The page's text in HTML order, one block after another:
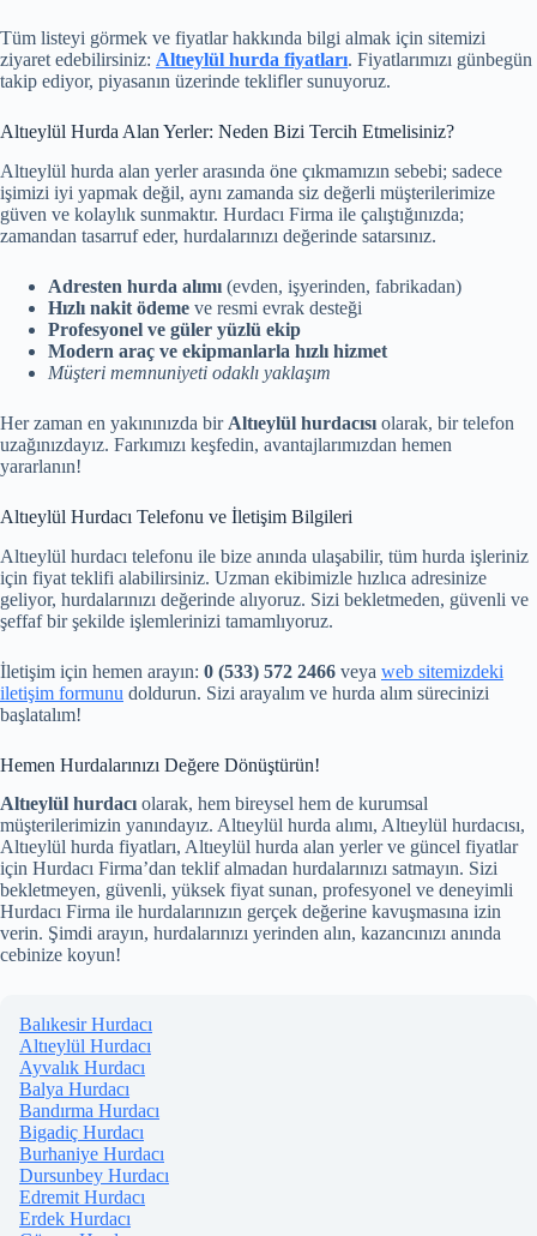
Tüm listeyi görmek ve fiyatlar hakkında bilgi almak için sitemizi
ziyaret edebilirsiniz: Altıeylül hurda fiyatları. Fiyatlarımızı günbegün
takip ediyor, piyasanın üzerinde teklifler sunuyoruz.
Altıeylül Hurda Alan Yerler: Neden Bizi Tercih Etmelisiniz?
Altıeylül hurda alan yerler arasında öne çıkmamızın sebebi; sadece
işimizi iyi yapmak değil, aynı zamanda siz değerli müşterilerimize
güven ve kolaylık sunmaktır. Hurdacı Firma ile çalıştığınızda;
zamandan tasarruf eder, hurdalarınızı değerinde satarsınız.
Adresten hurda alımı (evden, işyerinden, fabrikadan)
Hızlı nakit ödeme ve resmi evrak desteği
Profesyonel ve güler yüzlü ekip
Modern araç ve ekipmanlarla hızlı hizmet
Müşteri memnuniyeti odaklı yaklaşım
Her zaman en yakınınızda bir Altıeylül hurdacısı olarak, bir telefon
uzağınızdayız. Farkımızı keşfedin, avantajlarımızdan hemen
yararlanın!
Altıeylül Hurdacı Telefonu ve İletişim Bilgileri
Altıeylül hurdacı telefonu ile bize anında ulaşabilir, tüm hurda işleriniz
için fiyat teklifi alabilirsiniz. Uzman ekibimizle hızlıca adresinize
geliyor, hurdalarınızı değerinde alıyoruz. Sizi bekletmeden, güvenli ve
şeffaf bir şekilde işlemlerinizi tamamlıyoruz.
İletişim için hemen arayın: 0 (533) 572 2466 veya web sitemizdeki
iletişim formunu doldurun. Sizi arayalım ve hurda alım sürecinizi
başlatalım!
Hemen Hurdalarınızı Değere Dönüştürün!
Altıeylül hurdacı olarak, hem bireysel hem de kurumsal
müşterilerimizin yanındayız. Altıeylül hurda alımı, Altıeylül hurdacısı,
Altıeylül hurda fiyatları, Altıeylül hurda alan yerler ve güncel fiyatlar
için Hurdacı Firma’dan teklif almadan hurdalarınızı satmayın. Sizi
bekletmeyen, güvenli, yüksek fiyat sunan, profesyonel ve deneyimli
Hurdacı Firma ile hurdalarınızın gerçek değerine kavuşmasına izin
verin. Şimdi arayın, hurdalarınızı yerinden alın, kazancınızı anında
cebinize koyun!
Balıkesir Hurdacı
Altıeylül Hurdacı
Ayvalık Hurdacı
Balya Hurdacı
Bandırma Hurdacı
Bigadiç Hurdacı
Burhaniye Hurdacı
Dursunbey Hurdacı
Edremit Hurdacı
Erdek Hurdacı